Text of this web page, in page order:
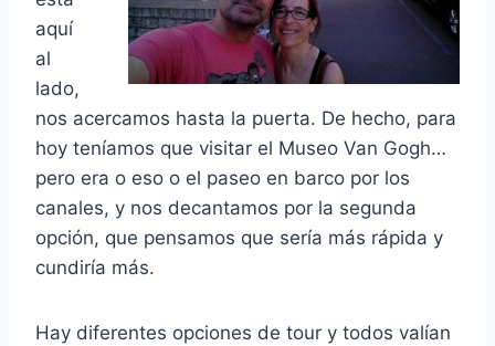
aquí
al
lado,
nos acercamos hasta la puerta. De hecho, para
hoy teníamos que visitar el Museo Van Gogh…
pero era o eso o el paseo en barco por los
canales, y nos decantamos por la segunda
opción, que pensamos que sería más rápida y
cundiría más.
Hay diferentes opciones de tour y todos valían